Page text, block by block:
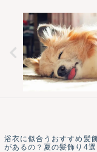
浴衣に似合うおすすめ髪
があるの？夏の髪飾り4選